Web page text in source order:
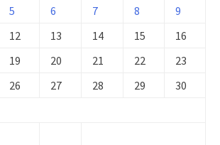
5 6 7 8
9
12 13 14 15
16
19 20 21 22
23
26 27 28 29
30